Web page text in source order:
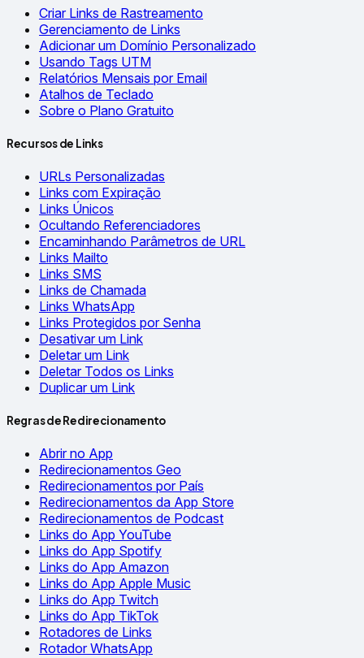
Criar Links de Rastreamento
Gerenciamento de Links
Adicionar um Domínio Personalizado
Usando Tags UTM
Relatórios Mensais por Email
Atalhos de Teclado
Sobre o Plano Gratuito
Recursos de Links
URLs Personalizadas
Links com Expiração
Links Únicos
Ocultando Referenciadores
Encaminhando Parâmetros de URL
Links Mailto
Links SMS
Links de Chamada
Links WhatsApp
Links Protegidos por Senha
Desativar um Link
Deletar um Link
Deletar Todos os Links
Duplicar um Link
Regras de Redirecionamento
Abrir no App
Redirecionamentos Geo
Redirecionamentos por País
Redirecionamentos da App Store
Redirecionamentos de Podcast
Links do App YouTube
Links do App Spotify
Links do App Amazon
Links do App Apple Music
Links do App Twitch
Links do App TikTok
Rotadores de Links
Rotador WhatsApp